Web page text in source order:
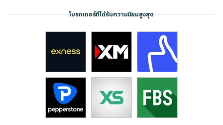
โบรกเกอร์ที่ได้รับความนิยมสูงสุด